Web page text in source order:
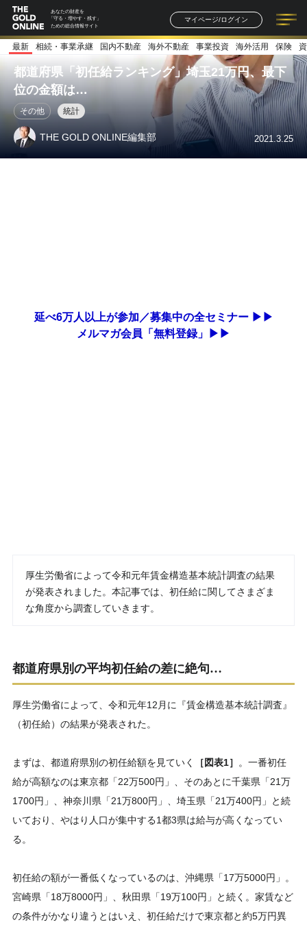
あなたの財産を
「守る・増やす・残す」
ための総合情報サイト
マイページ/ログイン
記事一覧 連載一覧
著者一覧 書籍一覧
最新 相続・事業承継 国内不動産 海外不動産 事業投資 海外活用 保険
都道府県「初任給ランキング」埼玉21万円、最下
位の金額は…
その他 統計
THE GOLD ONLINE編集部 2021.3.25
延べ6万人以上が参加／募集中の全セミナー ▶▶
メルマガ会員「無料登録」▶▶
厚生労働省によって令和元年賃金構造基本統計調査の結果
が発表されました。本記事では、初任給に関してさまざま
な角度から調査していきます。
都道府県別の平均初任給の差に絶句…
厚生労働省によって、令和元年12月に『賃金構造基本統計調査』
（初任給）の結果が発表された。
まずは、都道府県別の初任給額を見ていく ［図表1］
。一番初任
給が高額なのは東京都「22万500円」、そのあとに千葉県「21万
1700円」、神奈川県「21万800円」、埼玉県「21万400円」と続
いており、やはり人口が集中する1都3県は給与が高くなってい
る。
初任給の額が一番低くなっているのは、沖縄県「17万5000円」。
宮崎県「18万8000円」、秋田県「19万100円」と続く。家賃など
の条件がかなり違うとはいえ、初任給だけで東京都と約5万円異